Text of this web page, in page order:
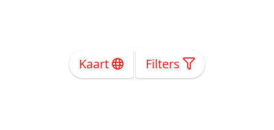
Kaart Filters